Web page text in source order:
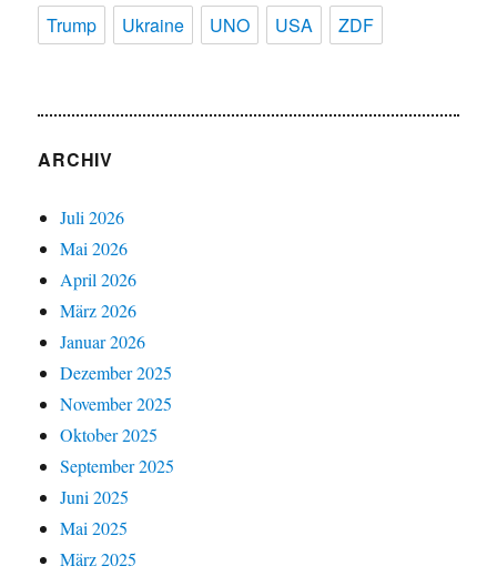
Trump
Ukraine UNO USA ZDF
ARCHIV
Juli 2026
Mai 2026
April 2026
März 2026
Januar 2026
Dezember 2025
November 2025
Oktober 2025
September 2025
Juni 2025
Mai 2025
März 2025